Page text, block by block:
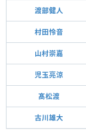
渡部健人
村田怜音
山村崇嘉
児玉亮涼
髙松渡
古川雄大